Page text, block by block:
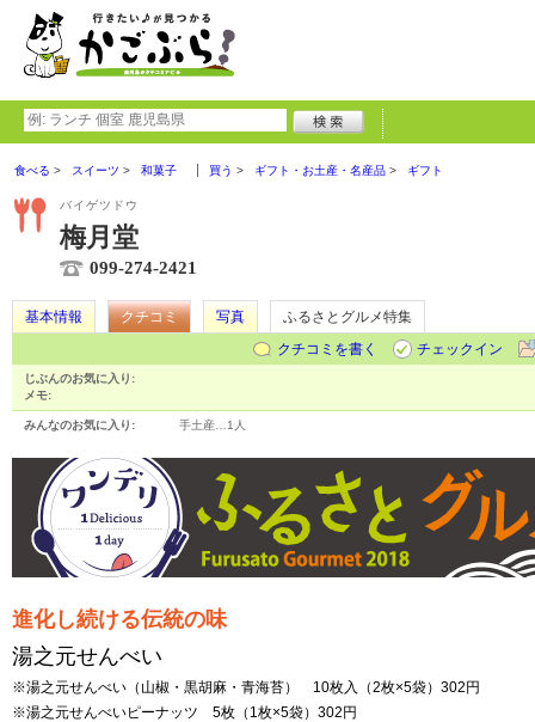
食べる スイーツ 和菓子 買う ギフト・お土産・名産品 ギフト
バイゲツドウ
梅月堂
099-274-2421
基本情報 クチコミ 写真
ふるさとグルメ特集
クチコミを書く
チェックイン
じぶんのお気に入り:
メモ:
みんなのお気に入り: 手土産… 1人
進化し続ける伝統の味
湯之元せんべい
※湯之元せんべい（山椒・黒胡麻・青海苔） 10枚入（2枚×5袋）302円
※湯之元せんべいピーナッツ 5枚（1枚×5袋）302円